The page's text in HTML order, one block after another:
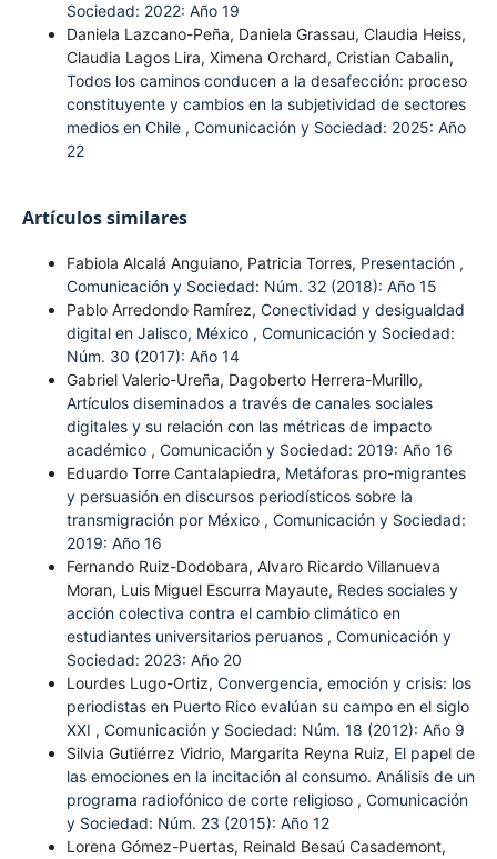
Sociedad: 2022: Año 19
Daniela Lazcano-Peña, Daniela Grassau, Claudia Heiss,
Claudia Lagos Lira, Ximena Orchard, Cristian Cabalin,
Todos los caminos conducen a la desafección: proceso
constituyente y cambios en la subjetividad de sectores
medios en Chile , Comunicación y Sociedad: 2025: Año
22
Artículos similares
Fabiola Alcalá Anguiano, Patricia Torres, Presentación ,
Comunicación y Sociedad: Núm. 32 (2018): Año 15
Pablo Arredondo Ramírez, Conectividad y desigualdad
digital en Jalisco, México , Comunicación y Sociedad:
Núm. 30 (2017): Año 14
Gabriel Valerio-Ureña, Dagoberto Herrera-Murillo,
Artículos diseminados a través de canales sociales
digitales y su relación con las métricas de impacto
académico , Comunicación y Sociedad: 2019: Año 16
Eduardo Torre Cantalapiedra, Metáforas pro-migrantes
y persuasión en discursos periodísticos sobre la
transmigración por México , Comunicación y Sociedad:
2019: Año 16
Fernando Ruiz-Dodobara, Alvaro Ricardo Villanueva
Moran, Luis Miguel Escurra Mayaute, Redes sociales y
acción colectiva contra el cambio climático en
estudiantes universitarios peruanos , Comunicación y
Sociedad: 2023: Año 20
Lourdes Lugo-Ortiz, Convergencia, emoción y crisis: los
periodistas en Puerto Rico evalúan su campo en el siglo
XXI , Comunicación y Sociedad: Núm. 18 (2012): Año 9
Silvia Gutiérrez Vidrio, Margarita Reyna Ruiz, El papel de
las emociones en la incitación al consumo. Análisis de un
programa radiofónico de corte religioso , Comunicación
y Sociedad: Núm. 23 (2015): Año 12
Lorena Gómez-Puertas, Reinald Besaú Casademont,